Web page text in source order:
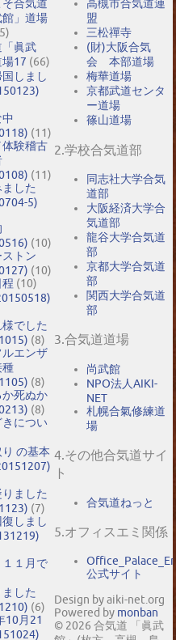
合気道
館」道場
眞武
17 (66)
しまし
(11)
体験稽古
(11)
した
5)
(10)
ストン
(10)
(10)
でした
(8)
ルエンザ
種
(8)
死ぬか
(8)
につい
の基本
ました
(7)
しまし
１１月で
した
(6)
10月21
高槻市合気道連
盟
三松禪寺
(財)大阪合気
会 本部道場
梅華道場
京都武道センタ
ー道場
篠山道場
2.学校合気道部
同志社大学合気
道部
大阪経済大学合
気道部
龍谷大学合気道
部
京都大学合気道
部
関西大学合気道
部
3.合気道道場
尚武館
NPO法人AIKI-
NET
札幌合氣修練道
場
4.その他合気道サイ
ト
合気道ねっと
5.オフィスエミ関係
公式サイト
Design by aiki-net.org
Powered by monban
© 2026 合気道 「眞武